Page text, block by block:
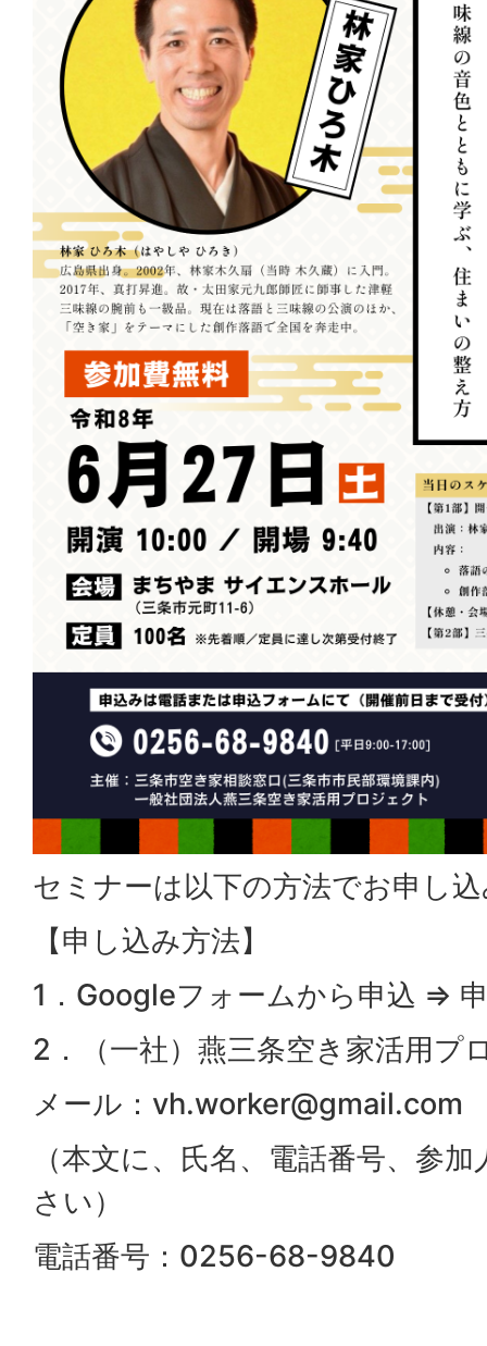
セミナーは以下の方法でお申し
【申し込み方法】
1．Googleフォームから申込 ⇒
2．（一社）燕三条空き家活用プ
メール：vh.worker@gmail.com
（本文に、氏名、電話番号、参
さい）
電話番号：0256-68-9840